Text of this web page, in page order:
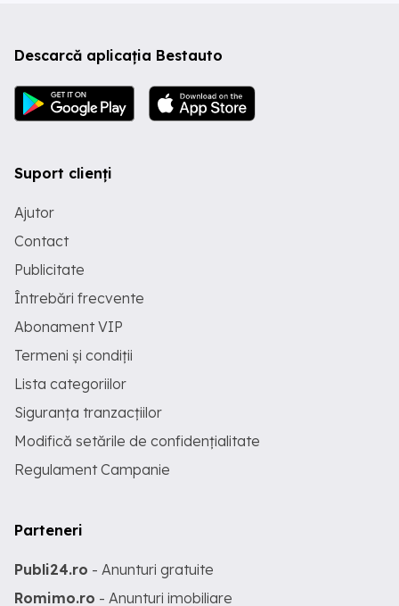
Descarcă aplicația Bestauto
Suport clienți
Ajutor
Contact
Publicitate
Întrebări frecvente
Abonament VIP
Termeni și condiții
Lista categoriilor
Siguranța tranzacțiilor
Modifică setările de confidențialitate
Regulament Campanie
Parteneri
Publi24.ro - Anunturi gratuite
Romimo.ro - Anunturi imobiliare